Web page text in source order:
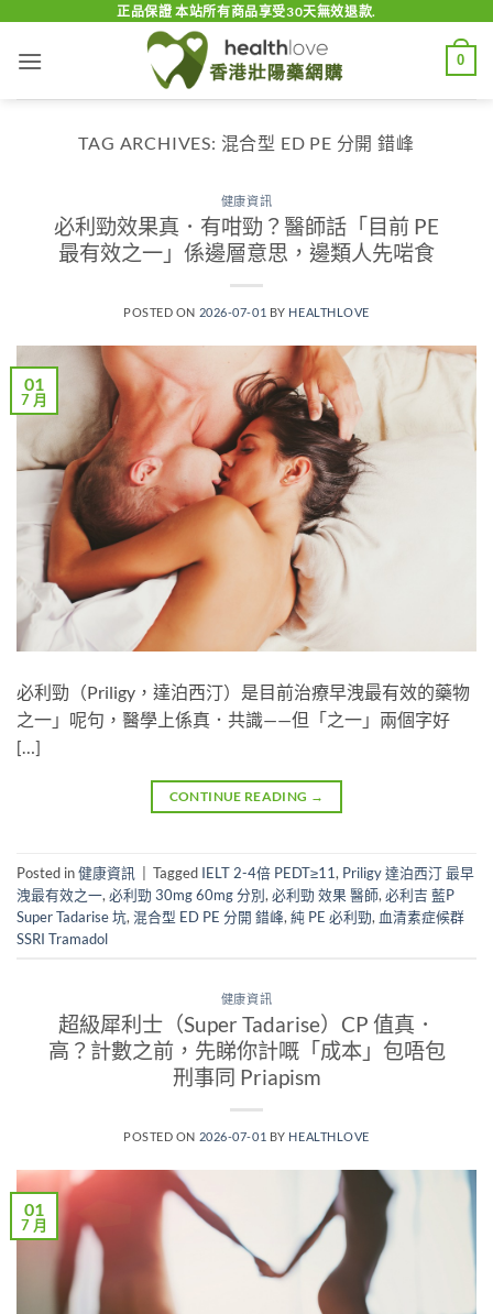
content
正品保證 本站所有商品享受30天無效退款.
0
TAG ARCHIVES: 混合型 ED PE 分開 錯峰
健康資訊
必利勁效果真．有咁勁？醫師話「目前 PE
最有效之一」係邊層意思，邊類人先啱食
POSTED ON 2026-07-01 BY HEALTHLOVE
01
7 月
必利勁（Priligy，達泊西汀）是目前治療早洩最有效的藥物
之一」呢句，醫學上係真．共識——但「之一」兩個字好
[…]
CONTINUE READING →
Posted in健康資訊 Tagged IELT 2-4倍 PEDT≥11, Priligy 達泊西汀 最早
洩最有效之一, 必利勁 30mg 60mg 分別, 必利勁 效果 醫師, 必利吉 藍P
Super Tadarise 坑, 混合型 ED PE 分開 錯峰, 純 PE 必利勁, 血清素症候群
SSRI Tramadol
健康資訊
超級犀利士（Super Tadarise）CP 值真．
高？計數之前，先睇你計嘅「成本」包唔包
刑事同 Priapism
POSTED ON 2026-07-01 BY HEALTHLOVE
01
7 月